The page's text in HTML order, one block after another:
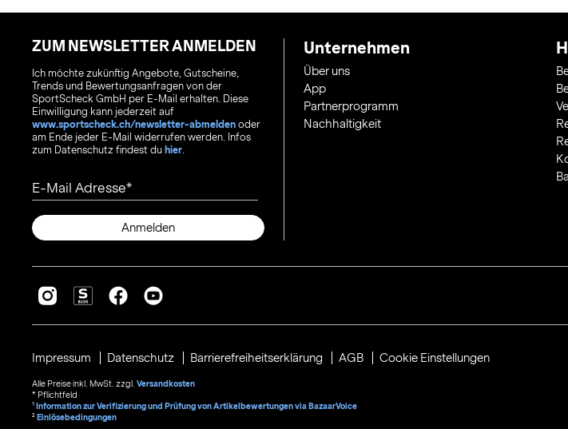
ZUM NEWSLETTER ANMELDEN
Ich möchte zukünftig Angebote, Gutscheine,
Trends und Bewertungsanfragen von der
SportScheck GmbH per E-Mail erhalten. Diese
Einwilligung kann jederzeit auf
www.sportscheck.ch/newsletter-abmelden oder
am Ende jeder E-Mail widerrufen werden. Infos
zum Datenschutz findest du hier.
E-Mail Adresse
Anmelden
Unternehmen
Über uns
App
Partnerprogramm
Nachhaltigkeit
Impressum Datenschutz Barrierefreiheitserklärung AGB Cookie Einstellungen
Alle Preise inkl. MwSt. zzgl. Versandkosten
* Pflichtfeld
1 Information zur Verifizierung und Prüfung von Artikelbewertungen via BazaarVoice
² Einlösebedingungen